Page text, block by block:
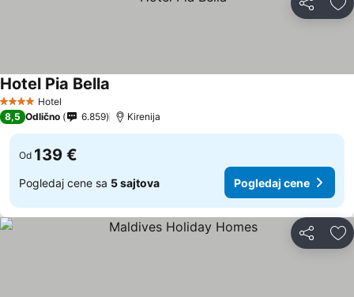
Deli
4 ZvezdiceHotel
Hotel Pia Bella
8,5 Odlično 6.859 Kirenija
Od 139 €
Pogledaj cene sa 5 sajtova Pogledaj cene
Deli